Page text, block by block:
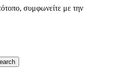
συμφωνείτε με την